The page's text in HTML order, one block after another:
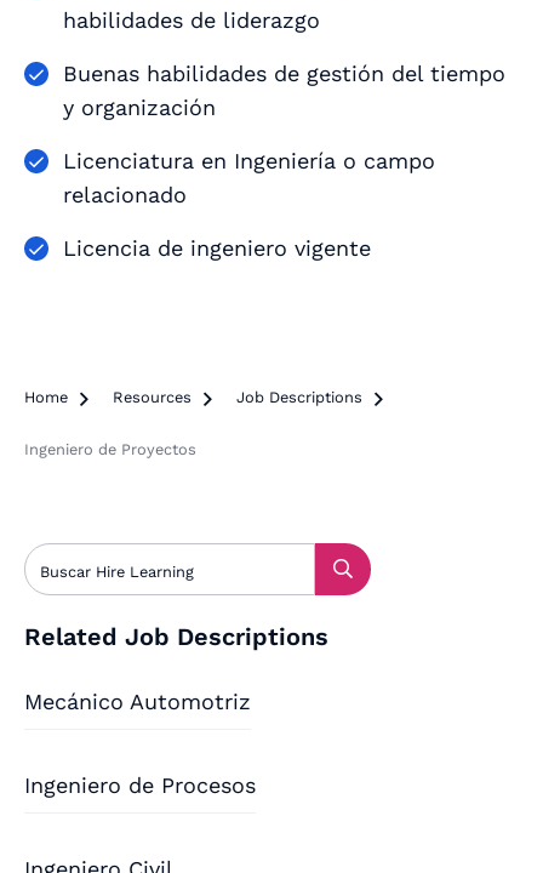
habilidades de liderazgo
Buenas habilidades de gestión del tiempo
y organización
Licenciatura en Ingeniería o campo
relacionado
Licencia de ingeniero vigente
Home  Resources  Job Descriptions 
Ingeniero de Proyectos
Related Job Descriptions
Mecánico Automotriz
Ingeniero de Procesos